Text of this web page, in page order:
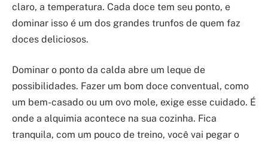
claro, a temperatura. Cada doce tem seu ponto, e
dominar isso é um dos grandes trunfos de quem faz
doces deliciosos.
Dominar o ponto da calda abre um leque de
possibilidades. Fazer um bom doce conventual, como
um bem-casado ou um ovo mole, exige esse cuidado. É
onde a alquimia acontece na sua cozinha. Fica
tranquila, com um pouco de treino, você vai pegar o